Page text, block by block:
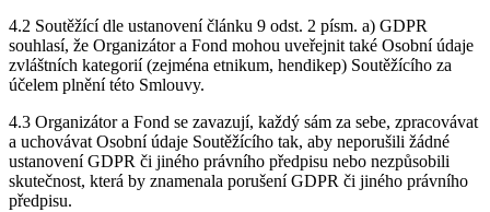
4.2 Soutěžící dle ustanovení článku 9 odst. 2 písm. a) GDPR
souhlasí, že Organizátor a Fond mohou uveřejnit také Osobní údaje
zvláštních kategorií (zejména etnikum, hendikep) Soutěžícího za
účelem plnění této Smlouvy.
4.3 Organizátor a Fond se zavazují, každý sám za sebe, zpracovávat
a uchovávat Osobní údaje Soutěžícího tak, aby neporušili žádné
ustanovení GDPR či jiného právního předpisu nebo nezpůsobili
skutečnost, která by znamenala porušení GDPR či jiného právního
předpisu.